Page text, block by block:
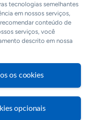
Sobre a
& Política
tecnologias semelhantes
em nossos serviços,
conteúdo de
serviços, você
descrito em nossa
os cookies
opcionais